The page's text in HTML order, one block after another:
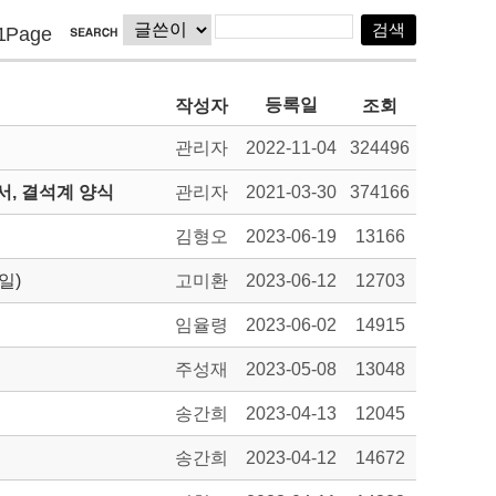
작성자 등록일 조회
관리자 2022-11-04 324496
, 결석계 양식 관리자 2021-03-30 374166
김형오 2023-06-19 13166
) 고미환 2023-06-12 12703
임율령 2023-06-02 14915
주성재 2023-05-08 13048
송간희 2023-04-13 12045
송간희 2023-04-12 14672